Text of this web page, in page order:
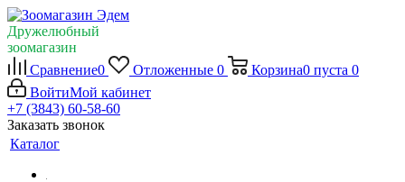
Дружелюбный
зоомагазин
Сравнение0 Отложенные 0 Корзина0 пуста 0
ВойтиМой кабинет
+7 (3843) 60-58-60
Заказать звонок
Каталог